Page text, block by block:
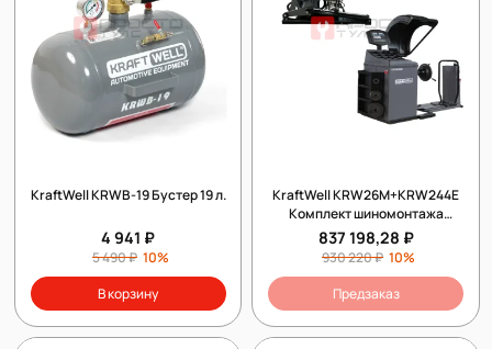
KraftWell KRWB-19 Бустер 19 л.
4 941 ₽
5 490 ₽ 10%
В корзину
KraftWell KRW26M+KRW244E
Комплект шиномонтажа
МОБИЛЬНЫЙ26
837 198,28 ₽
930 220 ₽ 10%
Предзаказ